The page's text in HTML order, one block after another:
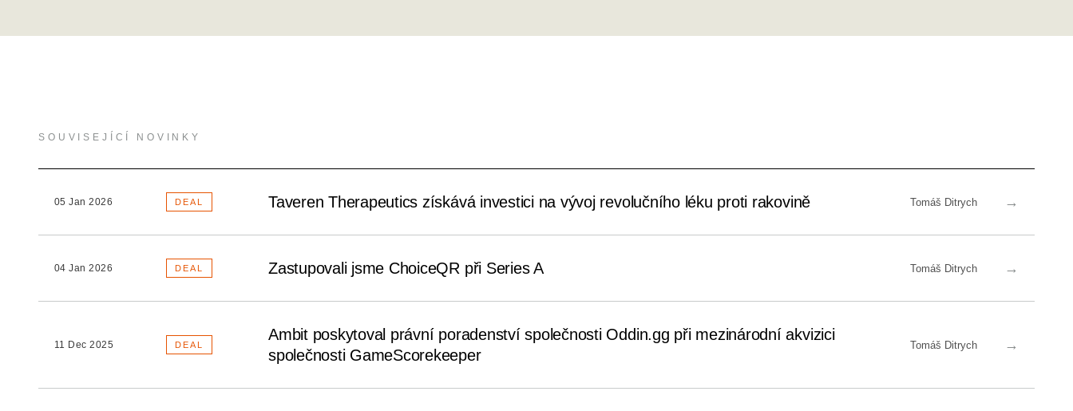
SOUVISEJÍCÍ NOVINKY
05 Jan 2026 DEAL Taveren Therapeutics získává investici na vývoj revolučního léku proti rakovině Tomáš Ditrych →
04 Jan 2026 DEAL Zastupovali jsme ChoiceQR při Series A Tomáš Ditrych →
11 Dec 2025 DEAL
Ambit poskytoval právní poradenství společnosti Oddin.gg při mezinárodní akvizici
společnosti GameScorekeeper
Tomáš Ditrych →